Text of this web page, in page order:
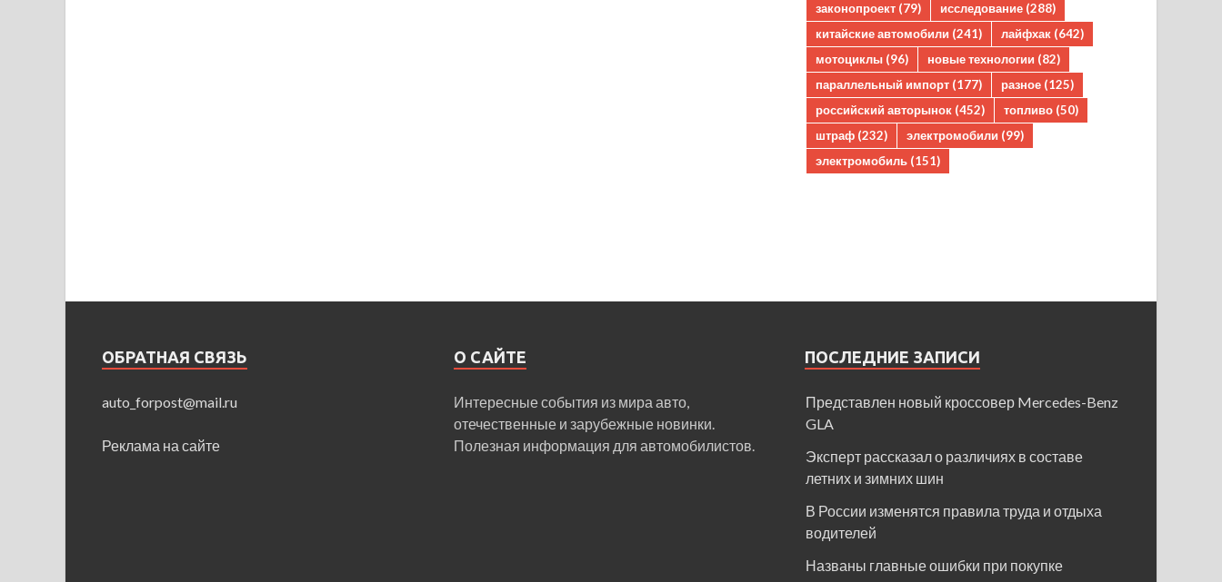
законопроект (79) исследование (288)
китайские автомобили (241) лайфхак (642)
мотоциклы (96) новые технологии (82)
параллельный импорт (177) разное (125)
российский авторынок (452) топливо (50)
штраф (232) электромобили (99)
электромобиль (151)
ОБРАТНАЯ СВЯЗЬ
auto_forpost@mail.ru
Реклама на сайте
О САЙТЕ
Интересные события из мира авто,
отечественные и зарубежные новинки.
Полезная информация для автомобилистов.
ПОСЛЕДНИЕ ЗАПИСИ
Представлен новый кроссовер Mercedes-Benz
GLA
Эксперт рассказал о различиях в составе
летних и зимних шин
В России изменятся правила труда и отдыха
водителей
Названы главные ошибки при покупке